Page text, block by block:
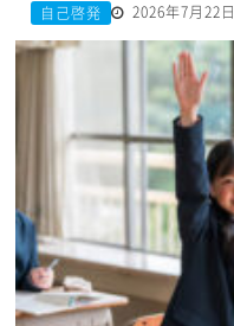
自己啓発 2026年7月22日